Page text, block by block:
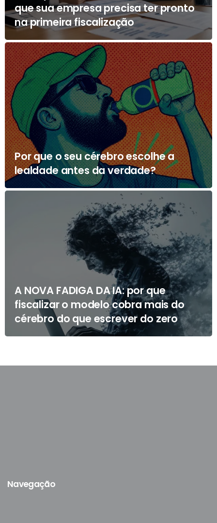
que sua empresa precisa ter pronto
na primeira fiscalização
Por que o seu cérebro escolhe a
lealdade antes da verdade?
A NOVA FADIGA DA IA: por que
fiscalizar o modelo cobra mais do
cérebro do que escrever do zero
Navegação